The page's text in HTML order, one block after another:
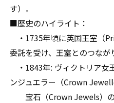
す）。
■歴史のハイライト：
・1735年頃に英国王室（
委託を受け、王室とのつなが
・1843年: ヴィクトリア女
ンジュエラー（Crown
宝石（Crown Jewels）の